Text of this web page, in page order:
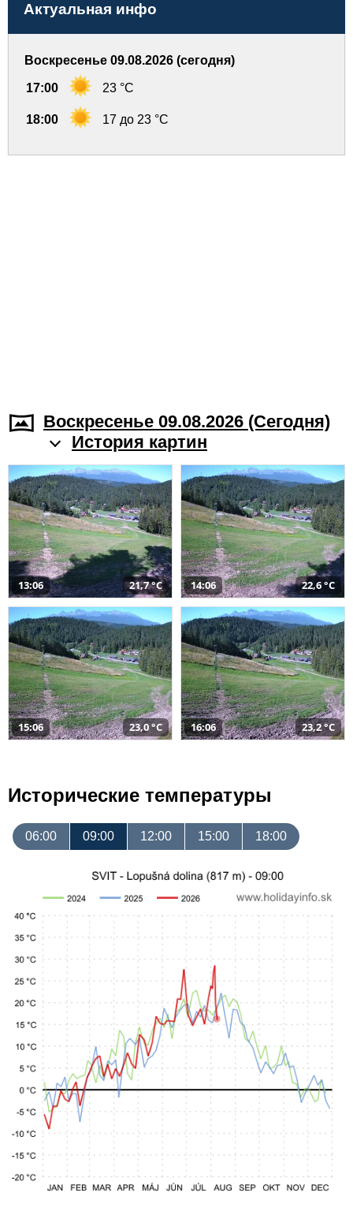
Актуальная инфо
Воскресенье 09.08.2026 (сегодня)
17:00 23 °C
18:00 17 до 23 °C
Воскресенье 09.08.2026 (Cегодня)
История картин
13:06 21,7 °C 14:06 22,6 °C
15:06 23,0 °C 16:06 23,2 °C
Исторические температуры
06:00 09:00 12:00 15:00 18:00